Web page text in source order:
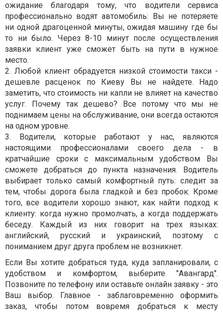
ожидание благодаря тому, что водители сервиса
профессионально водят автомобиль: Вы не потеряете
ни одной драгоценной минуты, ожидая машину где бы
то ни было. Через 8-10 минут после осуществления
заявки клиент уже сможет быть на пути в нужное
место.
2. Любой клиент обрадуется низкой стоимости такси -
дешевле расценок по Киеву Вы не найдете. Надо
заметить, что стоимость ни капли не влияет на качество
услуг. Почему так дешево? Все потому что мы не
поднимаем цены на обслуживание, они всегда остаются
на одном уровне.
3. Водители, которые работают у нас, являются
настоящими профессионалами своего дела - в
кратчайшие сроки с максимальным удобством Вы
сможете добраться до пункта назначения. Водитель
выбирает только самый комфортный путь: следит за
тем, чтобы дорога была гладкой и без пробок. Кроме
того, все водители хорошо знают, как найти подход к
клиенту: когда нужно промолчать, а когда поддержать
беседу. Каждый из них говорит на трех языках:
английский, русский и украинский, поэтому с
пониманием друг друга проблем не возникнет.
Если Вы хотите добраться туда, куда запланировали, с
удобством и комфортом, выберите "Авангард".
Позвоните по телефону или оставьте онлайн заявку - это
Ваш выбор. Главное - заблаговременно оформить
заказ, чтобы потом вовремя добраться к месту